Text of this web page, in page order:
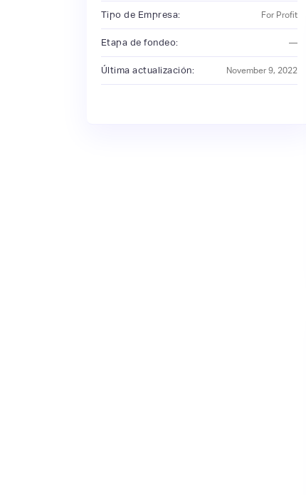
Tipo de Empresa: For Profit
Etapa de fondeo: —
Última actualización: November 9, 2022